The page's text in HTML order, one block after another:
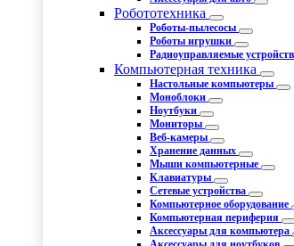
Робототехника
Роботы-пылесосы
Роботы игрушки
Радиоуправляемые
Компьютерная техника
Настольные компьютеры
Моноблоки
Ноутбуки
Мониторы
Веб-камеры
Хранение данных
Мыши компьютерные
Клавиатуры
Сетевые устройства
Компьютерное оборудование
Компьютерная периферия
Аксессуары для компьютера